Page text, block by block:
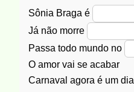
Sônia Braga é
Já não morre
Passa todo mundo no
O amor vai se acabar
Carnaval agora é um dia